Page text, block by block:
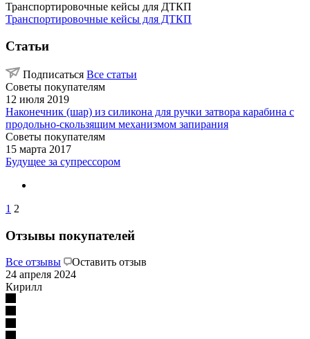
Транспортировочные кейсы для ДТКП
Транспортировочные кейсы для ДТКП
Статьи
Подписаться Все статьи
Советы покупателям
12 июля 2019
Наконечник (шар) из силикона для ручки затвора карабина с
продольно-скользящим механизмом запирания
Советы покупателям
15 марта 2017
Будущее за супрессором
1 2
Отзывы покупателей
Все отзывы
Оставить отзыв
24 апреля 2024
Кирилл